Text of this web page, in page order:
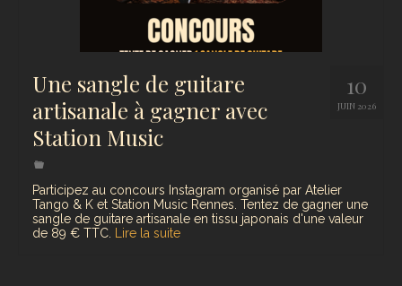
10
JUIN 2026
Une sangle de guitare
artisanale à gagner avec
Station Music
Participez au concours Instagram organisé par Atelier
Tango & K et Station Music Rennes. Tentez de gagner une
sangle de guitare artisanale en tissu japonais d'une valeur
de 89 € TTC. Lire la suite